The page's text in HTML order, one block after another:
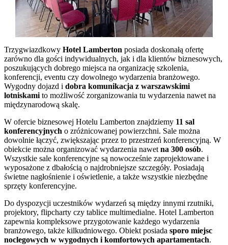
Trzygwiazdkowy Hotel Lamberton posiada doskonałą ofertę
zarówno dla gości indywidualnych, jak i dla klientów biznesowych,
poszukujących dobrego miejsca na organizację szkolenia,
konferencji, eventu czy dowolnego wydarzenia branżowego.
Wygodny dojazd i dobra komunikacja z warszawskimi
lotniskami to możliwość zorganizowania tu wydarzenia nawet na
międzynarodową skalę.
W ofercie biznesowej Hotelu Lamberton znajdziemy 11 sal
konferencyjnych o zróżnicowanej powierzchni. Sale można
dowolnie łączyć, zwiększając przez to przestrzeń konferencyjną. W
obiekcie można organizować wydarzenia nawet na 300 osób.
Wszystkie sale konferencyjne są nowocześnie zaprojektowane i
wyposażone z dbałością o najdrobniejsze szczegóły. Posiadają
świetne nagłośnienie i oświetlenie, a także wszystkie niezbędne
sprzęty konferencyjne.
Do dyspozycji uczestników wydarzeń są między innymi rzutniki,
projektory, flipcharty czy tablice multimedialne. Hotel Lamberton
zapewnia kompleksowe przygotowanie każdego wydarzenia
branżowego, także kilkudniowego. Obiekt posiada sporo miejsc
noclegowych w wygodnych i komfortowych apartamentach.